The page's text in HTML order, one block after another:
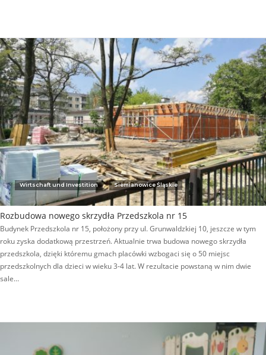
Wirtschaft und Investition Siemianowice Śląskie
Rozbudowa nowego skrzydła Przedszkola nr 15
Budynek Przedszkola nr 15, położony przy ul. Grunwaldzkiej 10, jeszcze w tym
roku zyska dodatkową przestrzeń. Aktualnie trwa budowa nowego skrzydła
przedszkola, dzięki któremu gmach placówki wzbogaci się o 50 miejsc
przedszkolnych dla dzieci w wieku 3-4 lat. W rezultacie powstaną w nim dwie
sale…